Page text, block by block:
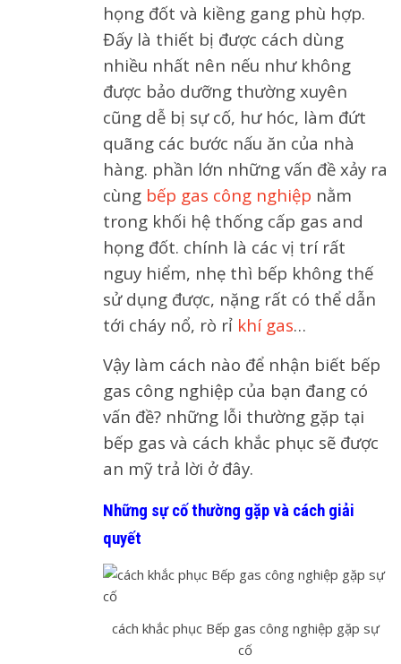
họng đốt và kiềng gang phù hợp.
Đấy là thiết bị được cách dùng
nhiều nhất nên nếu như không
được bảo dưỡng thường xuyên
cũng dễ bị sự cố, hư hóc, làm đứt
quãng các bước nấu ăn của nhà
hàng. phần lớn những vấn đề xảy ra
cùng bếp gas công nghiệp nằm
trong khối hệ thống cấp gas and
họng đốt. chính là các vị trí rất
nguy hiểm, nhẹ thì bếp không thế
sử dụng được, nặng rất có thể dẫn
tới cháy nổ, rò rỉ khí gas…
Vậy làm cách nào để nhận biết bếp
gas công nghiệp của bạn đang có
vấn đề? những lỗi thường gặp tại
bếp gas và cách khắc phục sẽ được
an mỹ trả lời ở đây.
Những sự cố thường gặp và cách giải
quyết
cách khắc phục Bếp gas công nghiệp gặp sự
cố